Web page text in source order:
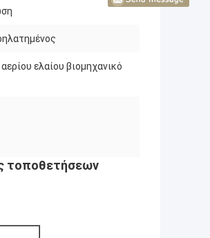
ελαίου βιομηχανικό
τοποθετήσεων